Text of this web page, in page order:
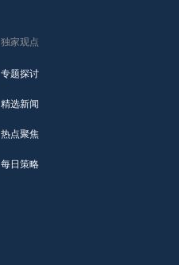
独家观点
专题探讨
精选新闻
热点聚焦
每日策略